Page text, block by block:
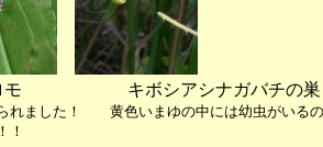
ロモ キボシアシナガバチの巣
れました！ 黄色いまゆの中には幼虫がいる
！